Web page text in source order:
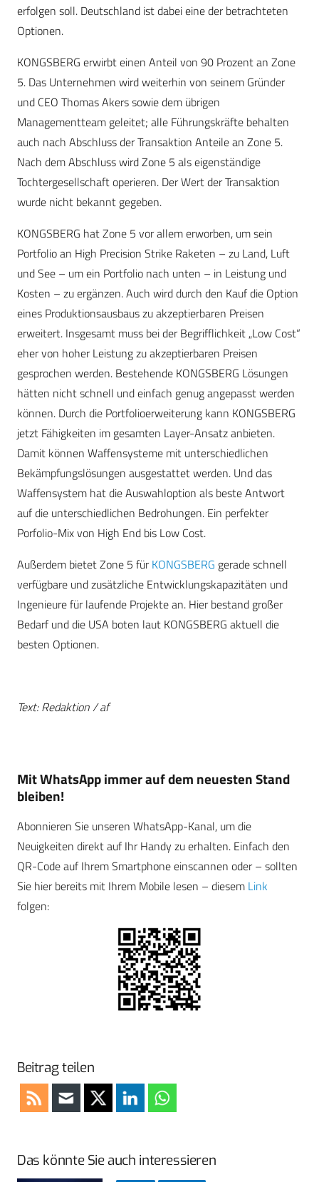
erfolgen soll. Deutschland ist dabei eine der betrachteten
Optionen.
KONGSBERG erwirbt einen Anteil von 90 Prozent an Zone
5. Das Unternehmen wird weiterhin von seinem Gründer
und CEO Thomas Akers sowie dem übrigen
Managementteam geleitet; alle Führungskräfte behalten
auch nach Abschluss der Transaktion Anteile an Zone 5.
Nach dem Abschluss wird Zone 5 als eigenständige
Tochtergesellschaft operieren. Der Wert der Transaktion
wurde nicht bekannt gegeben.
KONGSBERG hat Zone 5 vor allem erworben, um sein
Portfolio an High Precision Strike Raketen – zu Land, Luft
und See – um ein Portfolio nach unten – in Leistung und
Kosten – zu ergänzen. Auch wird durch den Kauf die Option
eines Produktionsausbaus zu akzeptierbaren Preisen
erweitert. Insgesamt muss bei der Begrifflichkeit „Low Cost“
eher von hoher Leistung zu akzeptierbaren Preisen
gesprochen werden. Bestehende KONGSBERG Lösungen
hätten nicht schnell und einfach genug angepasst werden
können. Durch die Portfolioerweiterung kann KONGSBERG
jetzt Fähigkeiten im gesamten Layer-Ansatz anbieten.
Damit können Waffensysteme mit unterschiedlichen
Bekämpfungslösungen ausgestattet werden. Und das
Waffensystem hat die Auswahloption als beste Antwort
auf die unterschiedlichen Bedrohungen. Ein perfekter
Porfolio-Mix von High End bis Low Cost.
Außerdem bietet Zone 5 fürKONGSBERG gerade schnell
verfügbare und zusätzliche Entwicklungskapazitäten und
Ingenieure für laufende Projekte an. Hier bestand großer
Bedarf und die USA boten laut KONGSBERG aktuell die
besten Optionen.
Text: Redaktion / af
Mit WhatsApp immer auf dem neuesten Stand
bleiben!
Abonnieren Sie unseren WhatsApp-Kanal, um die
Neuigkeiten direkt auf Ihr Handy zu erhalten. Einfach den
QR-Code auf Ihrem Smartphone einscannen oder – sollten
Sie hier bereits mit Ihrem Mobile lesen – diesem Link
folgen:
Beitrag teilen
Das könnte Sie auch interessieren